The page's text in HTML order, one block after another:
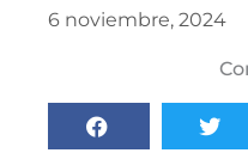
6 noviembre, 2024